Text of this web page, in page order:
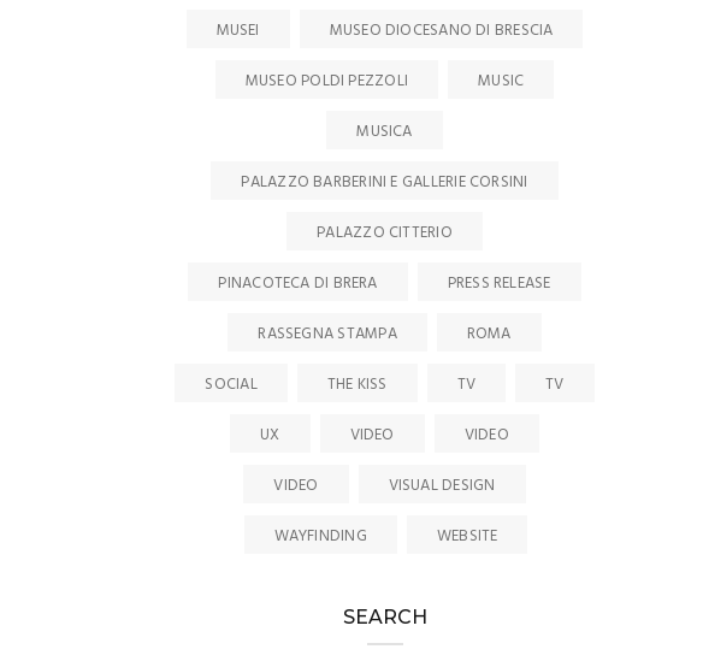
MUSEI
MUSEO DIOCESANO DI BRESCIA
MUSEO POLDI PEZZOLI
MUSIC
MUSICA
PALAZZO BARBERINI E GALLERIE CORSINI
PALAZZO CITTERIO
PINACOTECA DI BRERA
PRESS RELEASE
RASSEGNA STAMPA
ROMA
SOCIAL
THE KISS TV
TV
UX
VIDEO
VIDEO
VIDEO
VISUAL DESIGN
WAYFINDING
WEBSITE
SEARCH